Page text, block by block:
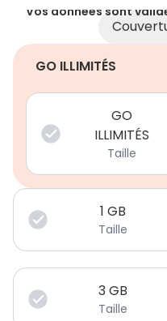
Vos données sont
GO ILLIMITÉS
GO
ILLIMITÉS
Taille
1 GB
Taille
3GB
Taille